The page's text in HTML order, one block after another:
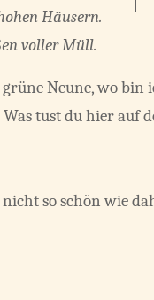
Häusern.
voller Müll.
Neune, wo bin
tust du hier auf
so schön wie